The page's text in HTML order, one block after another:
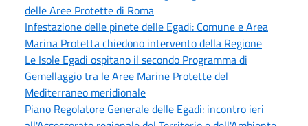
delle Aree Protette di Roma
Infestazione delle pinete delle Egadi: Comune e Area
Marina Protetta chiedono intervento della Regione
Le Isole Egadi ospitano il secondo Programma di
Gemellaggio tra le Aree Marine Protette del
Mediterraneo meridionale
Piano Regolatore Generale delle Egadi: incontro ieri